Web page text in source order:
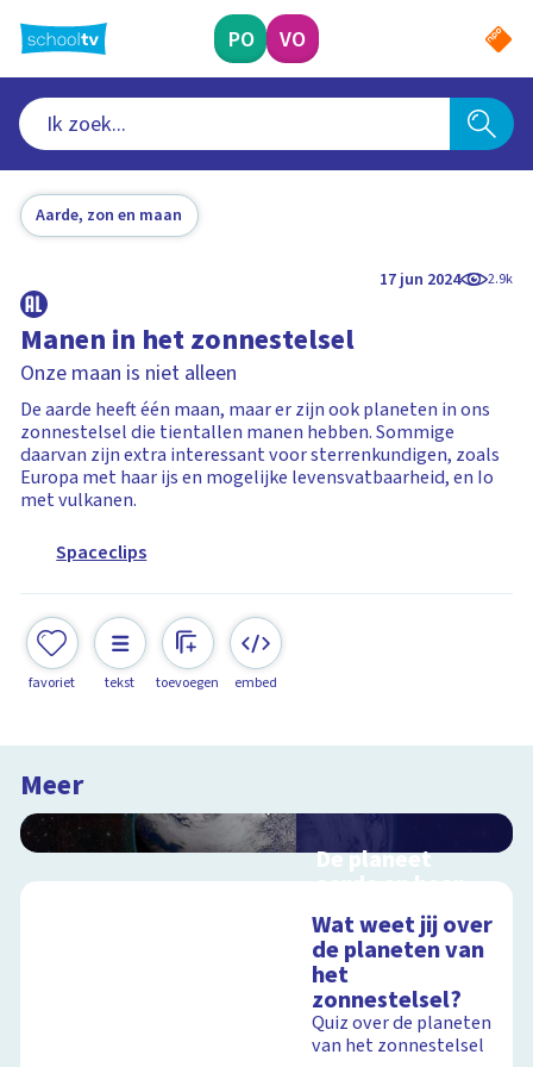
naar
hoofdinhoud
PO VO
Aarde, zon en maan
17 jun 2024 2.9k
Manen in het zonnestelsel
Onze maan is niet alleen
De aarde heeft één maan, maar er zijn ook planeten in ons
zonnestelsel die tientallen manen hebben. Sommige
daarvan zijn extra interessant voor sterrenkundigen, zoals
Europa met haar ijs en mogelijke levensvatbaarheid, en Io
met vulkanen.
Spaceclips
favoriet tekst toevoegen embed
Meer
De planeet
aarde en haar
satelliet, de
maan
Interactieve
schoolplaat voorbij
de dampkring
Wat weet jij over
de planeten van
het
zonnestelsel?
Quiz over de planeten
van het zonnestelsel